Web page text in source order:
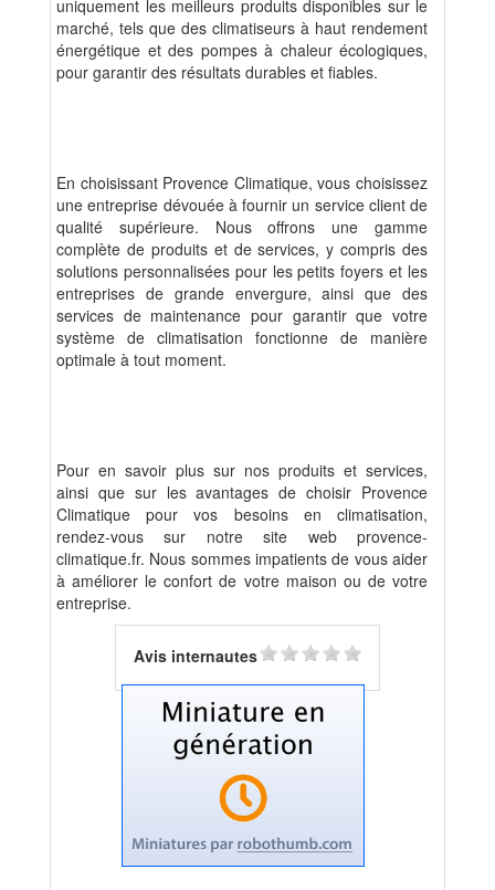
uniquement les meilleurs produits disponibles sur le
marché, tels que des climatiseurs à haut rendement
énergétique et des pompes à chaleur écologiques,
pour garantir des résultats durables et fiables.
En choisissant Provence Climatique, vous choisissez
une entreprise dévouée à fournir un service client de
qualité supérieure. Nous offrons une gamme
complète de produits et de services, y compris des
solutions personnalisées pour les petits foyers et les
entreprises de grande envergure, ainsi que des
services de maintenance pour garantir que votre
système de climatisation fonctionne de manière
optimale à tout moment.
Pour en savoir plus sur nos produits et services,
ainsi que sur les avantages de choisir Provence
Climatique pour vos besoins en climatisation,
rendez-vous sur notre site web provence-
climatique.fr. Nous sommes impatients de vous aider
à améliorer le confort de votre maison ou de votre
entreprise.
Avis internautes